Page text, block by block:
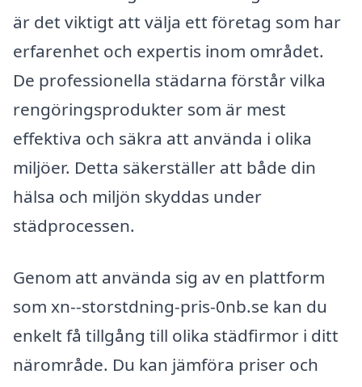
är det viktigt att välja ett företag som har
erfarenhet och expertis inom området.
De professionella städarna förstår vilka
rengöringsprodukter som är mest
effektiva och säkra att använda i olika
miljöer. Detta säkerställer att både din
hälsa och miljön skyddas under
städprocessen.
Genom att använda sig av en plattform
som xn--storstdning-pris-0nb.se kan du
enkelt få tillgång till olika städfirmor i ditt
närområde. Du kan jämföra priser och